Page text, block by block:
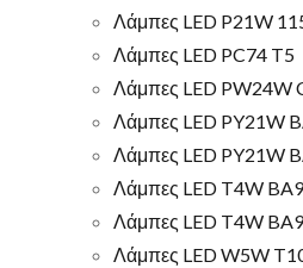
Λάμπες LED P21W
Λάμπες LED PC74 T5
Λάμπες LED PW24W
Λάμπες LED PY21W
Λάμπες LED PY21W
Λάμπες LED T4W
Λάμπες LED T4W
Λάμπες LED W5W